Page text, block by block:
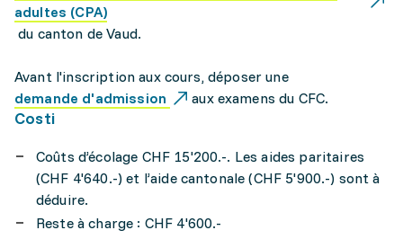
adultes (CPA)
du canton de Vaud.
Avant l'inscription aux cours, déposer une
demande d'admission
aux examens du CFC.
Costi
Coûts d’écolage CHF 15'200.-. Les aides paritaires
(CHF 4'640.-) et l’aide cantonale (CHF 5'900.-) sont à
déduire.
Reste à charge : CHF 4'600.-